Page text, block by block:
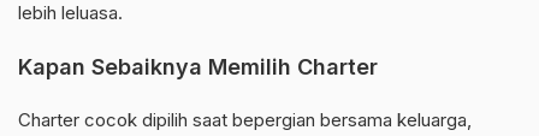
lebih leluasa.
Kapan Sebaiknya Memilih Charter
Charter cocok dipilih saat bepergian bersama keluarga,